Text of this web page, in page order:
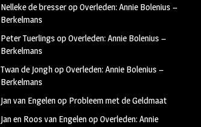
Nelleke de bresseropOverleden: Annie Bolenius –
Berkelmans
Peter Tuerlings opOverleden: Annie Bolenius –
Berkelmans
Twan de JonghopOverleden: Annie Bolenius –
Berkelmans
Jan van Engelenop Probleem met de Geldmaat
Jan en Roos van EngelenopOverleden: Annie